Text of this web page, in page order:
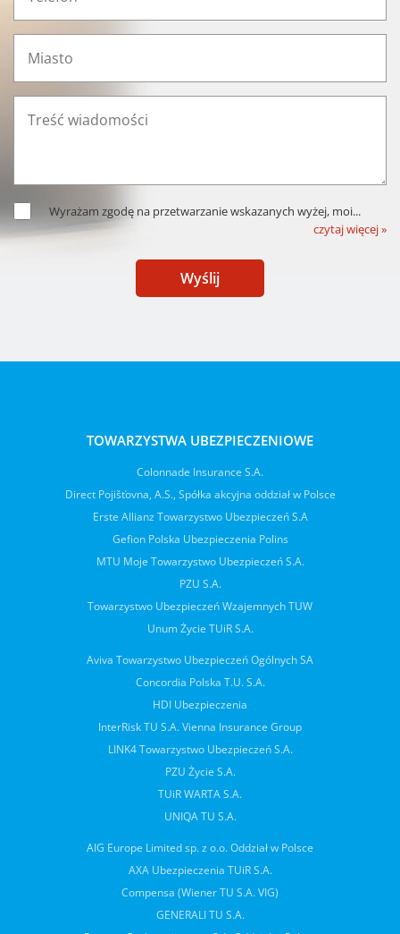
Wyrażam zgodę na przetwarzanie wskazanych wyżej, moi...
czytaj więcej »
Wyślij
TOWARZYSTWA UBEZPIECZENIOWE
Colonnade Insurance S.A.
Direct Pojišťovna, A.S., Spółka akcyjna oddział w Polsce
Erste Allianz Towarzystwo Ubezpieczeń S.A
Gefion Polska Ubezpieczenia Polins
MTU Moje Towarzystwo Ubezpieczeń S.A.
PZU S.A.
Towarzystwo Ubezpieczeń Wzajemnych TUW
Unum Życie TUiR S.A.
Aviva Towarzystwo Ubezpieczeń Ogólnych SA
Concordia Polska T.U. S.A.
HDI Ubezpieczenia
InterRisk TU S.A. Vienna Insurance Group
LINK4 Towarzystwo Ubezpieczeń S.A.
PZU Życie S.A.
TUiR WARTA S.A.
UNIQA TU S.A.
AIG Europe Limited sp. z o.o. Oddział w Polsce
AXA Ubezpieczenia TUiR S.A.
Compensa (Wiener TU S.A. VIG)
GENERALI TU S.A.